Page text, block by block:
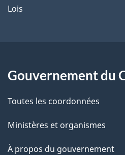
Lois
Gouvernement du
Toutes les coordonnées
Ministères et organismes
À propos du gouvernement